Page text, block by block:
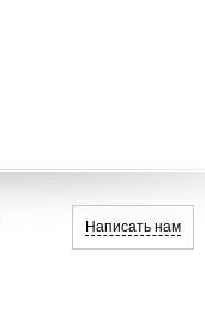
Написать нам